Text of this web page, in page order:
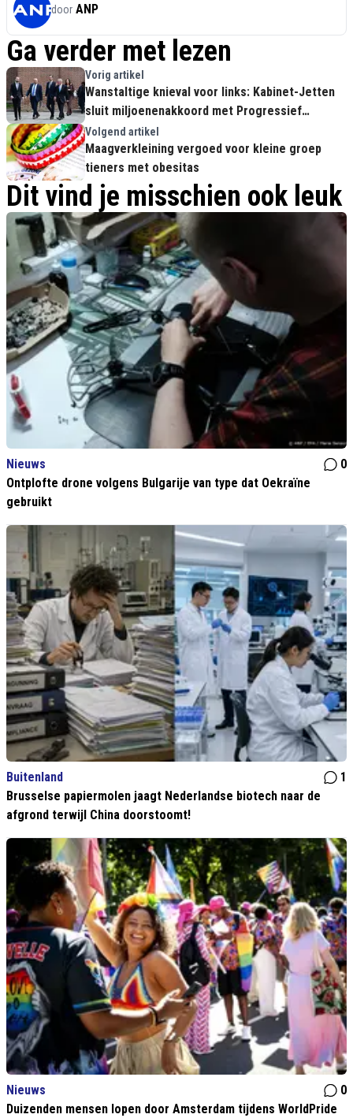
door ANP
Ga verder met lezen
Vorig artikel
Wanstaltige knieval voor links: Kabinet-Jetten
sluit miljoenenakkoord met Progressief
Nederland
Volgend artikel
Maagverkleining vergoed voor kleine groep
tieners met obesitas
Dit vind je misschien ook leuk
Nieuws
0
Ontplofte drone volgens Bulgarije van type dat Oekraïne
gebruikt
Buitenland
1
Brusselse papiermolen jaagt Nederlandse biotech naar de
afgrond terwijl China doorstoomt!
Nieuws
0
Duizenden mensen lopen door Amsterdam tijdens WorldPride